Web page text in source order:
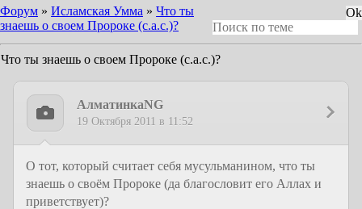
Форум » Исламская Умма » Что ты
знаешь о своем Пророке (с.а.с.)?
Что ты знаешь о своем Пророке (с.а.с.)?
АлматинкаNG
19 Октября 2011 в 11:52
О тот, который считает себя мусульманином, что ты
знаешь о своём Пророке (да благословит его Аллах и
приветствует)?